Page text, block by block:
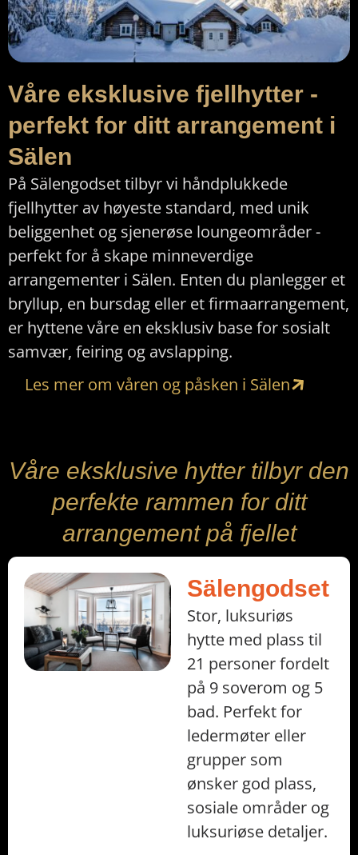
Våre eksklusive fjellhytter -
perfekt for ditt arrangement i
Sälen
På Sälengodset tilbyr vi håndplukkede
fjellhytter av høyeste standard, med unik
beliggenhet og sjenerøse loungeområder -
perfekt for å skape minneverdige
arrangementer i Sälen. Enten du planlegger et
bryllup, en bursdag eller et firmaarrangement,
er hyttene våre en eksklusiv base for sosialt
samvær, feiring og avslapping.
Les mer om våren og påsken i Sälen
Våre eksklusive hytter tilbyr den
perfekte rammen for ditt
arrangement på fjellet
Sälengodset
Stor, luksuriøs
hytte med plass til
21 personer fordelt
på 9 soverom og 5
bad. Perfekt for
ledermøter eller
grupper som
ønsker god plass,
sosiale områder og
luksuriøse detaljer.